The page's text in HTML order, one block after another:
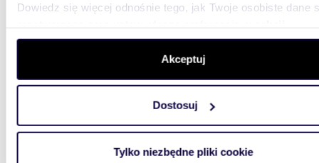
Dowiedz się więcej odnośnie tego, jak Twoje osobiste dane
szczegółów. W Deklaracji plików cookie możesz zmienić
wycofać swoją zgodę w dowolnej chwili.
aby oferować funkcje społecznościowe i analizować ruch w
witrynie. Informacje o tym, jak korzystasz z naszej witryny,
analitycznym. Partnerzy mogą połączyć te informacje z
Akceptuj
Dostosuj
Tylko niezbędne pliki cookie